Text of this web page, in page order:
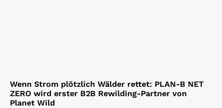
Wenn Strom plötzlich Wälder rettet: PLAN-B NET
ZERO wird erster B2B Rewilding-Partner von
Planet Wild